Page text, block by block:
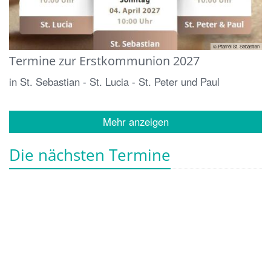
© Pfarrei St. Sebastian
Termine zur Erstkommunion 2027
in St. Sebastian - St. Lucia - St. Peter und Paul
Mehr anzeigen
Die nächsten Termine